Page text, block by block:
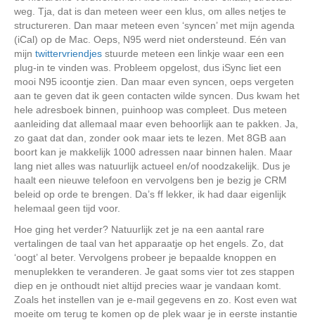
weg. Tja, dat is dan meteen weer een klus, om alles netjes te
structureren. Dan maar meteen even ‘syncen’ met mijn agenda
(iCal) op de Mac. Oeps, N95 werd niet ondersteund. Eén van
mijn twittervriendjes stuurde meteen een linkje waar een een
plug-in te vinden was. Probleem opgelost, dus iSync liet een
mooi N95 icoontje zien. Dan maar even syncen, oeps vergeten
aan te geven dat ik geen contacten wilde syncen. Dus kwam het
hele adresboek binnen, puinhoop was compleet. Dus meteen
aanleiding dat allemaal maar even behoorlijk aan te pakken. Ja,
zo gaat dat dan, zonder ook maar iets te lezen. Met 8GB aan
boort kan je makkelijk 1000 adressen naar binnen halen. Maar
lang niet alles was natuurlijk actueel en/of noodzakelijk. Dus je
haalt een nieuwe telefoon en vervolgens ben je bezig je CRM
beleid op orde te brengen. Da’s ff lekker, ik had daar eigenlijk
helemaal geen tijd voor.
Hoe ging het verder? Natuurlijk zet je na een aantal rare
vertalingen de taal van het apparaatje op het engels. Zo, dat
‘oogt’ al beter. Vervolgens probeer je bepaalde knoppen en
menuplekken te veranderen. Je gaat soms vier tot zes stappen
diep en je onthoudt niet altijd precies waar je vandaan komt.
Zoals het instellen van je e-mail gegevens en zo. Kost even wat
moeite om terug te komen op de plek waar je in eerste instantie